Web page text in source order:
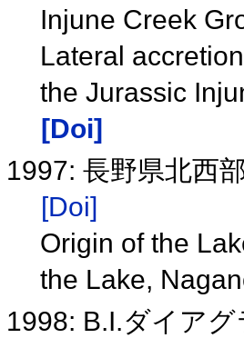
Injune Creek
Lateral
the Jurassic
[Doi]
1997: 長野県北西
[Doi]
Origin of the
the Lake,
1998: B.I.ダイア